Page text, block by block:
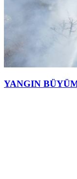
YANGIN